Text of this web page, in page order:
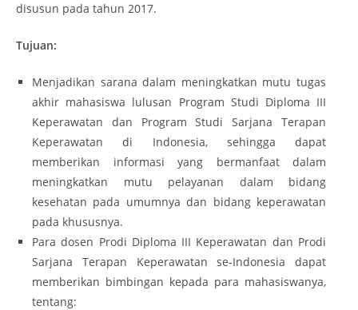
disusun pada tahun 2017.
Tujuan:
Menjadikan sarana dalam meningkatkan mutu tugas
akhir mahasiswa lulusan Program Studi Diploma III
Keperawatan dan Program Studi Sarjana Terapan
Keperawatan di Indonesia, sehingga dapat
memberikan informasi yang bermanfaat dalam
meningkatkan mutu pelayanan dalam bidang
kesehatan pada umumnya dan bidang keperawatan
pada khususnya.
Para dosen Prodi Diploma III Keperawatan dan Prodi
Sarjana Terapan Keperawatan se-Indonesia dapat
memberikan bimbingan kepada para mahasiswanya,
tentang: